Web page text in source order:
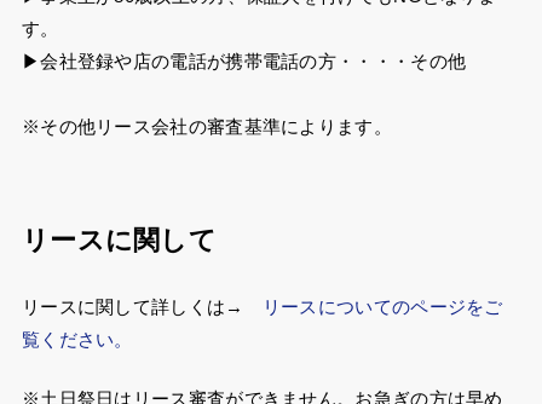
す。
▶会社登録や店の電話が携帯電話の方・・・・その他
※その他リース会社の審査基準によります。
リースに関して
リースに関して詳しくは→
リースについてのページをご
覧ください。
※土日祭日はリース審査ができません。お急ぎの方は早め